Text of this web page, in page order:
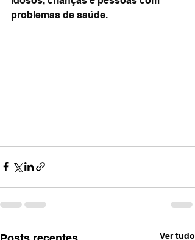
problemas de saúde.
Ver tudo